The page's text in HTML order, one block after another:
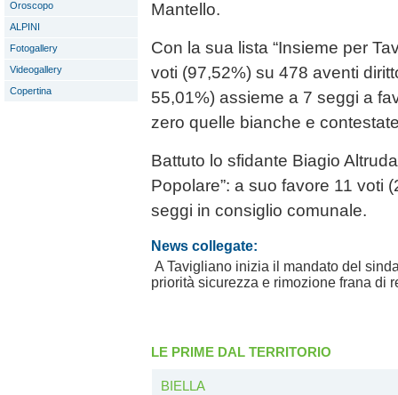
Oroscopo
ALPINI
Fotogallery
Videogallery
Copertina
Mantello.
Con la sua lista “Insieme per
voti (97,52%) su 478 aventi
55,01%) assieme a 7 seggi a
zero quelle bianche e
Battuto lo sfidante Biagio
Popolare”: a suo favore 11 voti
seggi in consiglio comunale.
News collegate:
A Tavigliano inizia il mandato del
priorità sicurezza e rimozione frana di
LE PRIME DAL TERRITORIO
BIELLA